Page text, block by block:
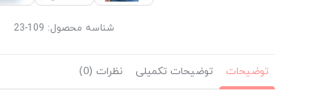
شناسه محصول: 109-23
توضیحات توضیحات تکمیلی نظرات (0)